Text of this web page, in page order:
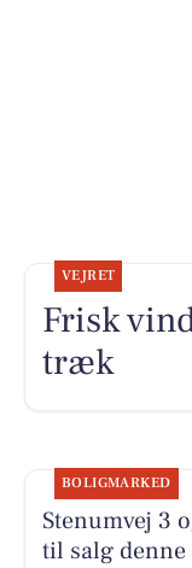
VEJRET
Frisk
træk
BOLIGMARKED
Stenumvej 3
til salg denne